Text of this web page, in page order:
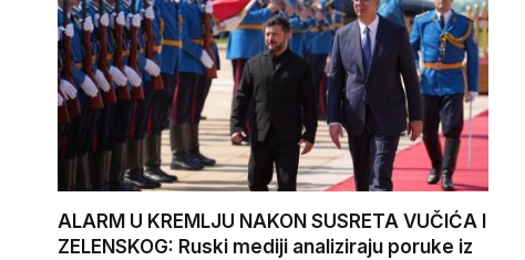
ALARM U KREMLJU NAKON SUSRETA VUČIĆA I
ZELENSKOG: Ruski mediji analiziraju poruke iz